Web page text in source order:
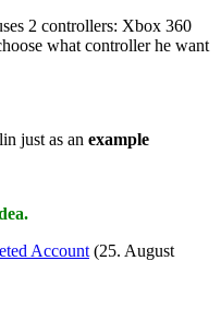
2 controllers: Xbox 360
what controller he want
just as an example
Account (25. August